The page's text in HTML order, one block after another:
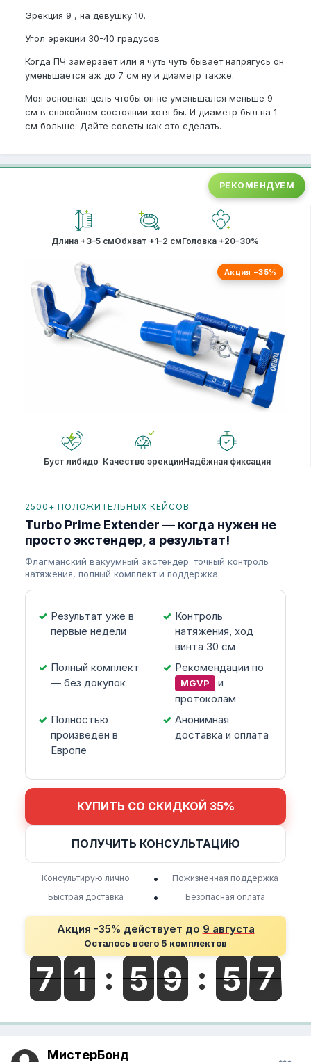
Эрекция 9 , на девушку 10.
Угол эрекции 30-40 градусов
Когда ПЧ замерзает или я чуть чуть бывает напрягусь он
уменьшается аж до 7 см ну и диаметр также.
Моя основная цель чтобы он не уменьшался меньше 9
см в спокойном состоянии хотя бы. И диаметр был на 1
см больше. Дайте советы как это сделать.
РЕКОМЕНДУЕМ
Длина +3–5 смОбхват +1–2 смГоловка +20–30%
Акция −35%
Буст либидо Качество эрекцииНадёжная фиксация
2500+ ПОЛОЖИТЕЛЬНЫХ КЕЙСОВ
Turbo Prime Extender — когда нужен не
просто экстендер, а результат!
Флагманский вакуумный экстендер: точный контроль
натяжения, полный комплект и поддержка.
Результат уже в
первые недели
Контроль
натяжения, ход
винта 30 см
Полный комплект
— без докупок
Рекомендации по
MGVP
и
протоколам
Полностью
произведен в
Европе
Анонимная
доставка и оплата
КУПИТЬ СО СКИДКОЙ 35%
ПОЛУЧИТЬ КОНСУЛЬТАЦИЮ
Консультирую лично •
Пожизненная поддержка
Быстрая доставка
• Безопасная оплата
Акция -35% действует до 9 августа
Осталось всего 5 комплектов
МистерБонд